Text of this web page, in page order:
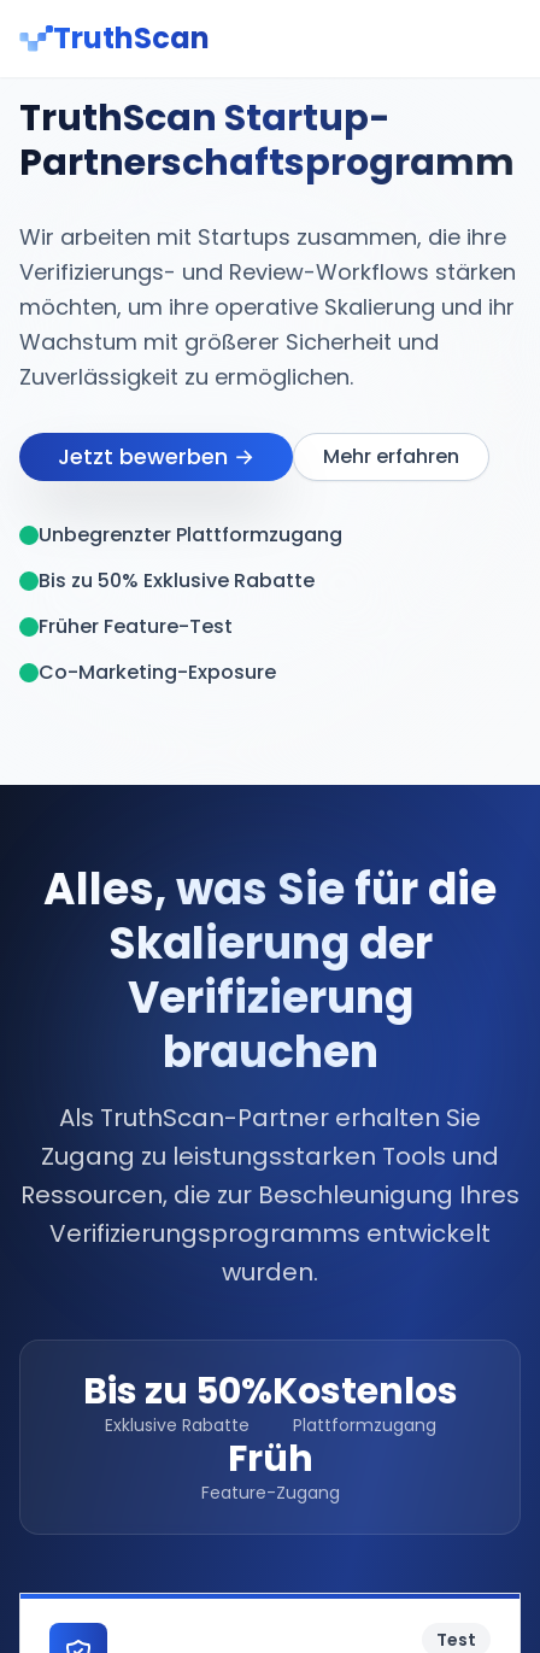
TruthScan
TruthScan Startup-
Partnerschaftsprogramm
Wir arbeiten mit Startups zusammen, die ihre
Verifizierungs- und Review-Workflows stärken
möchten, um ihre operative Skalierung und ihr
Wachstum mit größerer Sicherheit und
Zuverlässigkeit zu ermöglichen.
Jetzt bewerben → Mehr erfahren
Unbegrenzter Plattformzugang
Bis zu 50% Exklusive Rabatte
Früher Feature-Test
Co-Marketing-Exposure
Alles, was Sie für die
Skalierung der
Verifizierung
brauchen
Als TruthScan-Partner erhalten Sie
Zugang zu leistungsstarken Tools und
Ressourcen, die zur Beschleunigung Ihres
Verifizierungsprogramms entwickelt
wurden.
Bis zu 50%
Exklusive Rabatte
Kostenlos
Plattformzugang
Früh
Feature-Zugang
Test